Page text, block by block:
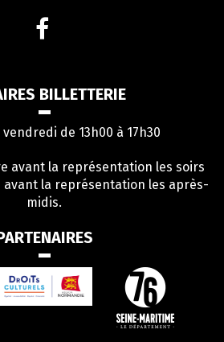
Facebook
BILLETTERIE
de 13h00 à 17h30
avant la représentation les soirs
avant la représentation les après-
midis.